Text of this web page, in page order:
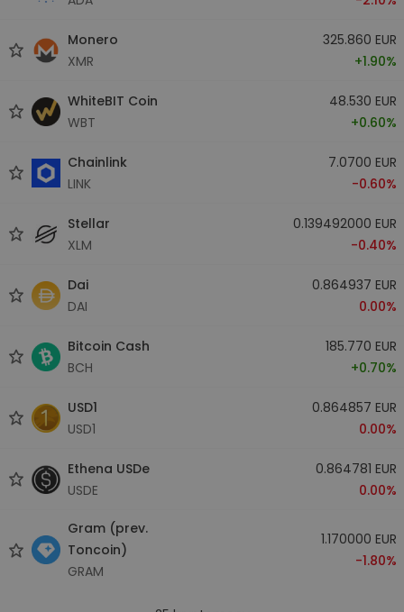
Monero
XMR
325.860 EUR
+1.90%
WhiteBIT Coin
WBT
48.530 EUR
+0.60%
Chainlink
LINK
7.0700 EUR
-0.60%
Stellar
XLM
0.139492000 EUR
-0.40%
Dai
DAI
0.864937 EUR
0.00%
Bitcoin Cash
BCH
185.770 EUR
+0.70%
USD1
USD1
0.864857 EUR
0.00%
Ethena USDe
USDE
0.864781 EUR
0.00%
Gram (prev.
Toncoin)
GRAM
1.170000 EUR
-1.80%